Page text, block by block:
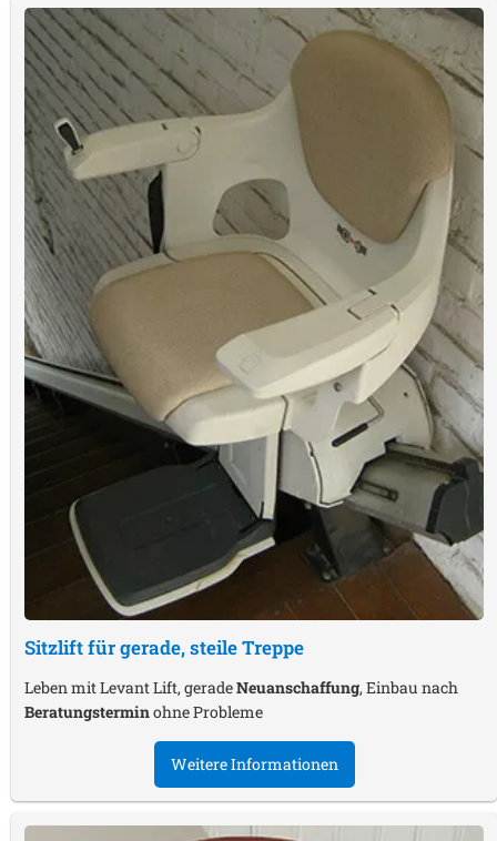
Sitzlift für gerade, steile Treppe
Leben mit Levant Lift, geradeNeuanschaffung, Einbau nach
Beratungsterminohne Probleme
Weitere Informationen